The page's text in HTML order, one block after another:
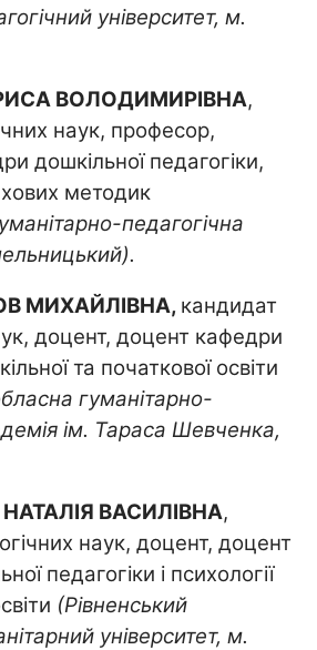
університет, м.
ВОЛОДИМИРІВНА,
наук, професор,
дошкільної педагогіки,
методик
педагогічна
МИХАЙЛІВНА, кандидат
доцент, доцент кафедри
та початкової освіти
гуманітарно-
ім. Тараса Шевченка,
ВАСИЛІВНА,
наук, доцент, доцент
педагогіки і психології
(Рівненський
університет, м.